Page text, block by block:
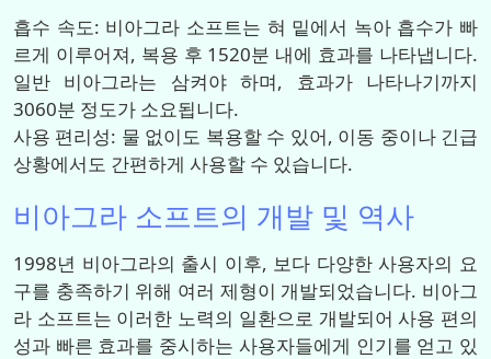
흡수 속도: 비아그라 소프트는 혀 밑에서 녹아 흡수가 빠
르게 이루어져, 복용 후 1520분 내에 효과를 나타냅니다.
일반 비아그라는 삼켜야 하며, 효과가 나타나기까지
3060분 정도가 소요됩니다.
사용 편리성: 물 없이도 복용할 수 있어, 이동 중이나 긴급
상황에서도 간편하게 사용할 수 있습니다.
비아그라 소프트의 개발 및 역사
1998년 비아그라의 출시 이후, 보다 다양한 사용자의 요
구를 충족하기 위해 여러 제형이 개발되었습니다. 비아그
라 소프트는 이러한 노력의 일환으로 개발되어 사용 편의
성과 빠른 효과를 중시하는 사용자들에게 인기를 얻고 있